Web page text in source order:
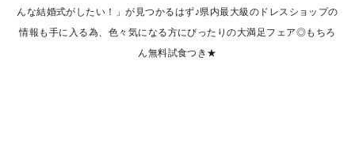
んな結婚式がしたい！」が見つかるはず♪県内最大級のドレスショップの
情報も手に入る為、色々気になる方にぴったりの大満足 フェア◎もちろ
ん無料試食つき★